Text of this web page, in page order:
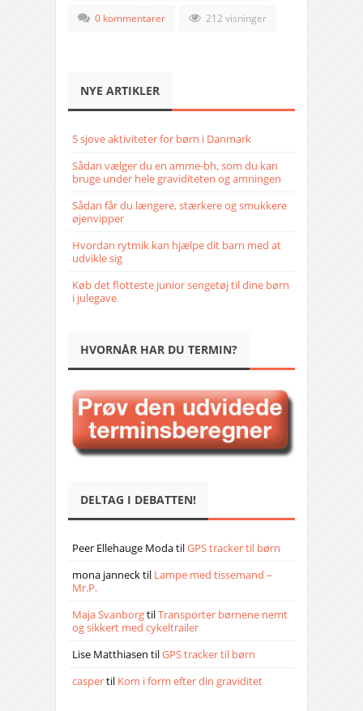
0 kommentarer 212 visninger
NYE ARTIKLER
5 sjove aktiviteter for børn i Danmark
Sådan vælger du en amme-bh, som du kan
bruge under hele graviditeten og amningen
Sådan får du længere, stærkere og smukkere
øjenvipper
Hvordan rytmik kan hjælpe dit barn med at
udvikle sig
Køb det flotteste junior sengetøj til dine børn
i julegave
HVORNÅR HAR DU TERMIN?
DELTAG I DEBATTEN!
Peer Ellehauge ModatilGPS tracker til børn
mona jannecktil Lampe med tissemand –
Mr.P.
Maja SvanborgtilTransporter børnene nemt
og sikkert med cykeltrailer
Lise Matthiasen tilGPS tracker til børn
caspertil Kom i form efter din graviditet